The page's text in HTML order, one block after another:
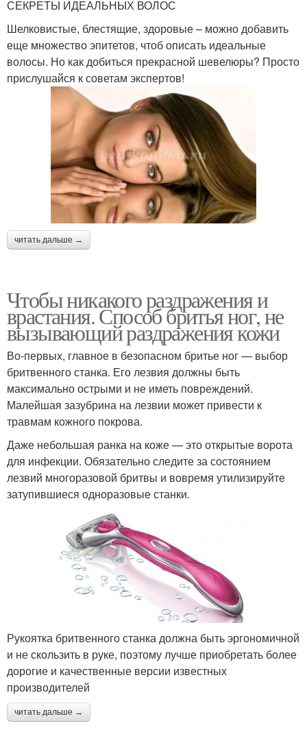
СЕКРЕТЫ ИДЕАЛЬНЫХ ВОЛОС
Шелковистые, блестящие, здоровые – можно добавить
еще множество эпитетов, чтоб описать идеальные
волосы. Но как добиться прекрасной шевелюры? Просто
прислушайся к советам экспертов!
читать дальше →
Чтобы никакого раздражения и
врастания. Способ бритья ног, не
вызывающий раздражения кожи
Во-первых, главное в безопасном бритье ног — выбор
бритвенного станка. Его лезвия должны быть
максимально острыми и не иметь повреждений.
Малейшая зазубрина на лезвии может привести к
травмам кожного покрова.
Даже небольшая ранка на коже — это открытые ворота
для инфекции. Обязательно следите за состоянием
лезвий многоразовой бритвы и вовремя утилизируйте
затупившиеся одноразовые станки.
Рукоятка бритвенного станка должна быть эргономичной
и не скользить в руке, поэтому лучше приобретать более
дорогие и качественные версии известных
производителей
читать дальше →